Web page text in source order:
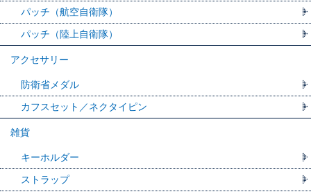
パッチ（航空自衛隊）
パッチ（陸上自衛隊）
アクセサリー
防衛省メダル
カフスセット／ネクタイピン
雑貨
キーホルダー
ストラップ